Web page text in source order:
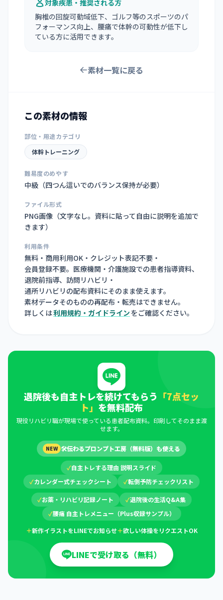
対象疾患・推奨される方
胸椎の回旋可動域低下、ゴルフ等のスポーツのパ
フォーマンス向上、腰痛で体幹の可動性が低下し
ている方に活用できます。
素材一覧に戻る
この素材の情報
部位・用途カテゴリ
体幹トレーニング
難易度のめやす
中級（四つん這いでのバランス保持が必要）
ファイル形式
PNG画像（文字なし。資料に貼って自由に説明を追加で
きます）
利用条件
無料・商用利用OK・クレジット表記不要・
会員登録不要。医療機関・介護施設での患者指導資料、
退院前指導、訪問リハビリ・
通所リハビリの配布資料にそのまま使えます。
素材データそのものの再配布・転売はできません。
詳しくは利用規約・ガイドライン をご確認ください。
退院後も自主トレを続けてもらう 「7点セッ
ト」 を無料配布
現役リハビリ職が現場で使っている患者配布資料。印刷してそのまま渡
せます。
NEW 🛠伝わるプロンプト工房（無料版）も使える
✓自主トレする理由 説明スライド
✓カレンダー式チェックシート ✓転倒予防チェックリスト
✓お薬・リハビリ記録ノート ✓退院後の生活Q&A集
✓腰痛 自主トレメニュー（Plus収録サンプル）
＋新作イラストをLINEでお知らせ＋欲しい体操をリクエストOK
LINEで受け取る（無料）